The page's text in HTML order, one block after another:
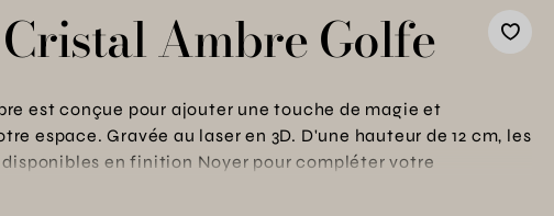
Ambre Golfe
est conçue pour ajouter une touche de magie et
espace. Gravée au laser en 3D. D'une hauteur de 12 cm, les
en finition Noyer pour compléter votre
pouvez basculer entre trois niveaux d'intensité